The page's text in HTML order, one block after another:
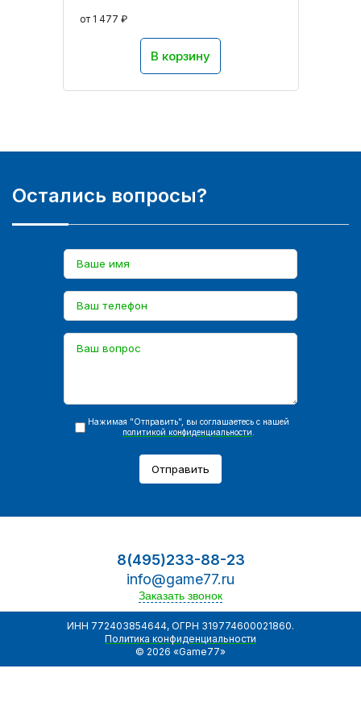
от 1 477 ₽
В корзину
Остались вопросы?
Нажимая "Отправить", вы соглашаетесь с нашей
политикой конфиденциальности
Отправить
8(495)233-88-23
info@game77.ru
Заказать звонок
ИНН 772403854644, ОГРН 319774600021860.
Политика конфиденциальности
© 2026 «Game77»